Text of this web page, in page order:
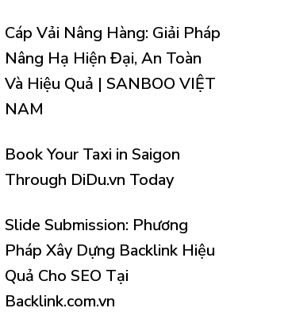
Cáp Vải Nâng Hàng: Giải Pháp
Nâng Hạ Hiện Đại, An Toàn
Và Hiệu Quả | SANBOO VIỆT
NAM
Book Your Taxi in Saigon
Through DiDu.vn Today
Slide Submission: Phương
Pháp Xây Dựng Backlink Hiệu
Quả Cho SEO Tại
Backlink.com.vn